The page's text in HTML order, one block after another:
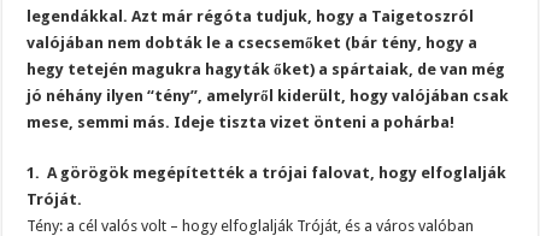
legendákkal. Azt már régóta tudjuk, hogy a Taigetoszról
valójában nem dobták le a csecsemőket (bár tény, hogy a
hegy tetején magukra hagyták őket) a spártaiak, de van még
jó néhány ilyen “tény”, amelyről kiderült, hogy valójában csak
mese, semmi más. Ideje tiszta vizet önteni a pohárba!
1. A görögök megépítették a trójai falovat, hogy elfoglalják
Tróját.
Tény: a cél valós volt – hogy elfoglalják Tróját, és a város valóban